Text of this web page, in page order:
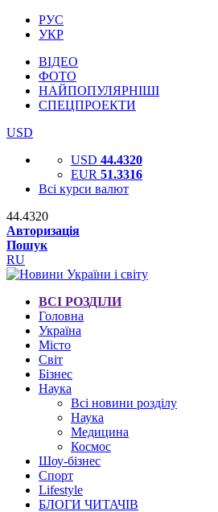
РУС
УКР
ВІДЕО
ФОТО
НАЙПОПУЛЯРНІШІ
СПЕЦПРОЕКТИ
USD
USD 44.4320
EUR 51.3316
Всі курси валют
44.4320
Авторизація
Пошук
RU
ВСІ РОЗДІЛИ
Головна
Україна
Місто
Світ
Бізнес
Наука
Всі новини розділу
Наука
Медицина
Космос
Шоу-бізнес
Спорт
Lifestyle
БЛОГИ ЧИТАЧІВ